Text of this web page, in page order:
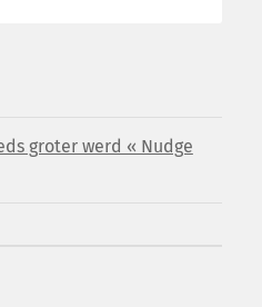
groter werd « Nudge